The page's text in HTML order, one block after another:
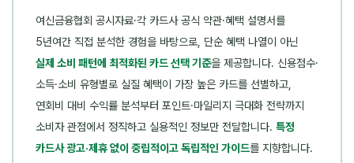
여신금융협회 공시자료·각 카드사 공식 약관·혜택 설명서를
5년여간 직접 분석한 경험을 바탕으로, 단순 혜택 나열이 아닌
실제 소비 패턴에 최적화된 카드 선택 기준을 제공합니다. 신용점수·
소득·소비 유형별로 실질 혜택이 가장 높은 카드를 선별하고,
연회비 대비 수익률 분석부터 포인트·마일리지 극대화 전략까지
소비자 관점에서 정직하고 실용적인 정보만 전달합니다. 특정
카드사 광고·제휴 없이 중립적이고 독립적인 가이드를 지향합니다.